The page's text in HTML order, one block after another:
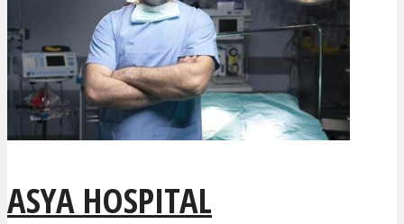
ASYA HOSPITAL